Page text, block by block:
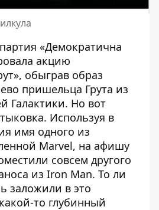
«Демократична
акцию
обыграв образ
пришельца Грута из
Галактики. Но вот
Используя в
имя одного из
Marvel, на афишу
совсем другого
из Iron Man. То ли
заложили в это
то глубинный